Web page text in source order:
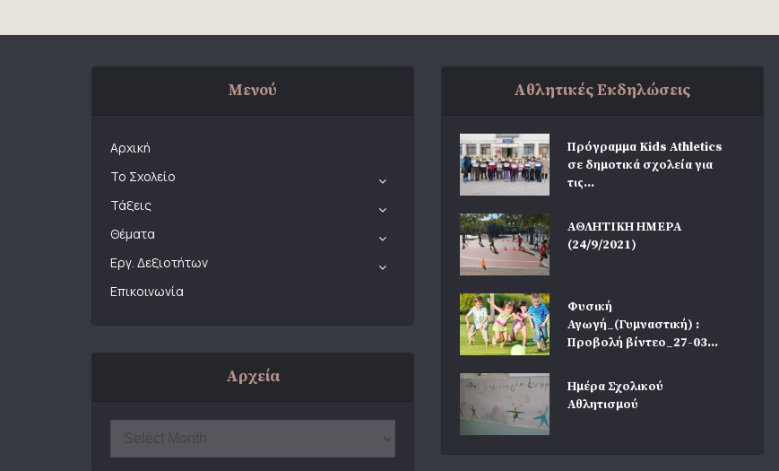
Μενού
Αρχική
Το Σχολείο
Τάξεις
Θέματα
Εργ. Δεξιοτήτων
Επικοινωνία
Αρχεία
Αθλητικές Εκδηλώσεις
Πρόγραμμα Kids Athletics
σε δημοτικά σχολεία για
τις...
ΑΘΛΗΤΙΚΗ ΗΜΕΡΑ
(24/9/2021)
Φυσική
Αγωγή_(Γυμναστική) :
Προβολή βίντεο_27-03...
Ημέρα Σχολικού
Αθλητισμού